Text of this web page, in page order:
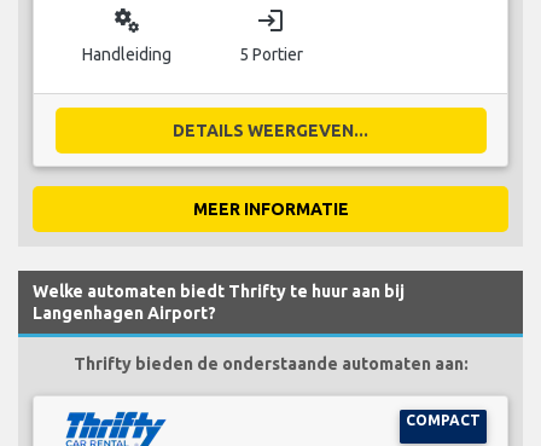
miscellaneous_services
Handleiding
login
5 Portier
DETAILS WEERGEVEN...
MEER INFORMATIE
Welke automaten biedt Thrifty te huur aan bij
Langenhagen Airport?
Thrifty bieden de onderstaande automaten aan:
COMPACT